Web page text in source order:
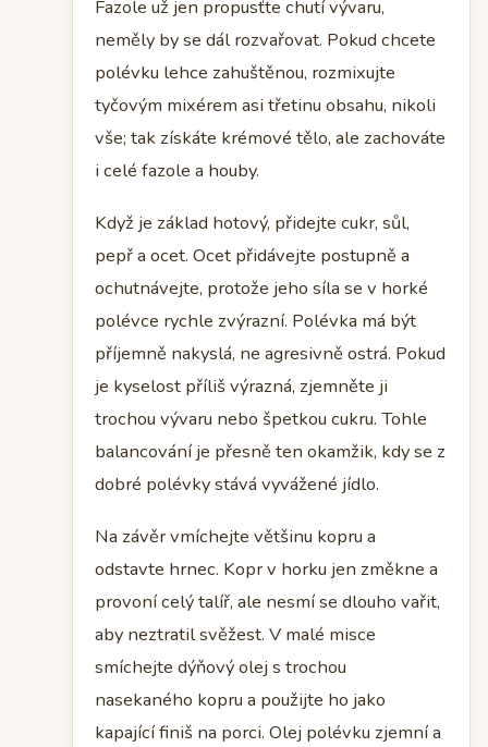
Fazole už jen propusťte chutí vývaru,
neměly by se dál rozvařovat. Pokud chcete
polévku lehce zahuštěnou, rozmixujte
tyčovým mixérem asi třetinu obsahu, nikoli
vše; tak získáte krémové tělo, ale zachováte
i celé fazole a houby.
Když je základ hotový, přidejte cukr, sůl,
pepř a ocet. Ocet přidávejte postupně a
ochutnávejte, protože jeho síla se v horké
polévce rychle zvýrazní. Polévka má být
příjemně nakyslá, ne agresivně ostrá. Pokud
je kyselost příliš výrazná, zjemněte ji
trochou vývaru nebo špetkou cukru. Tohle
balancování je přesně ten okamžik, kdy se z
dobré polévky stává vyvážené jídlo.
Na závěr vmíchejte většinu kopru a
odstavte hrnec. Kopr v horku jen změkne a
provoní celý talíř, ale nesmí se dlouho vařit,
aby neztratil svěžest. V malé misce
smíchejte dýňový olej s trochou
nasekaného kopru a použijte ho jako
kapající finiš na porci. Olej polévku zjemní a